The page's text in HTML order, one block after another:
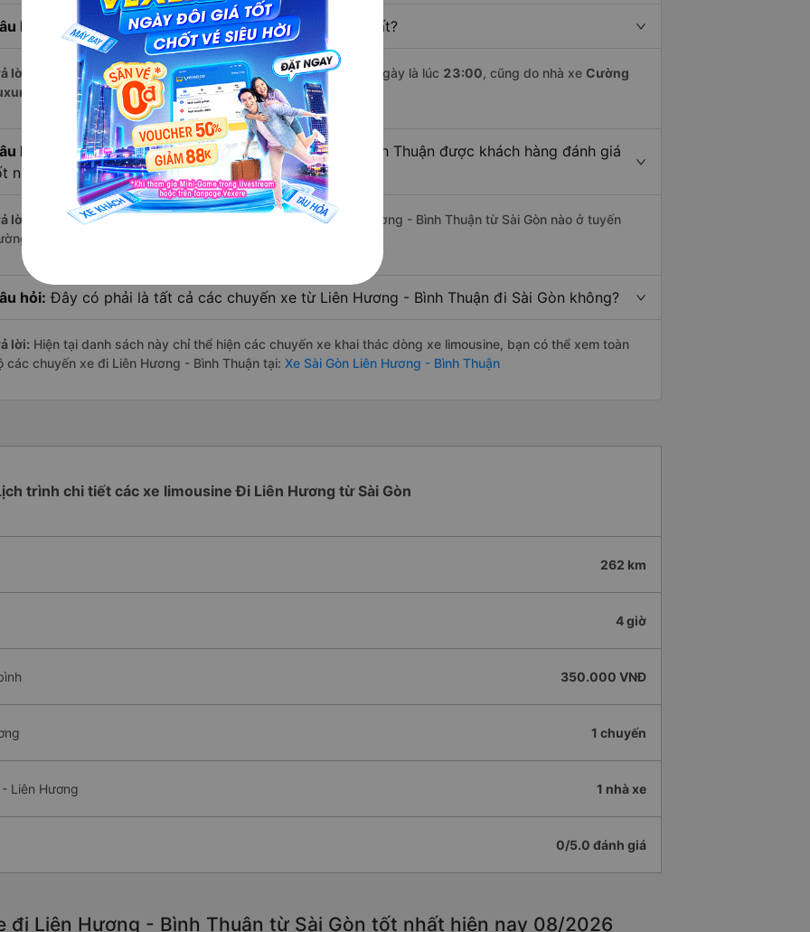
hỏi: Xe limousine nào khởi hành từ Sài Gòn muộn nhất?
lời: Nếu bạn muốn đi chuyến muộn, lựa chọn cuối cùng trong ngày là lúc 23:00, cũng do nhà xe Cường
vận hành.
hỏi:
Xe limousine nào từ Sài Gòn đi Liên Hương - Bình Thuận được khách hàng đánh giá
nhất?
lời:
Tạm thời chưa đủ review để đánh giá có nhà xe đi Liên Hương - Bình Thuận từ Sài Gòn nào ở tuyến
này có chất lượng xuất sắc.
hỏi: Đây có phải là tất cả các chuyến xe từ Liên Hương - Bình Thuận đi Sài Gòn không?
lời: Hiện tại danh sách này chỉ thể hiện các chuyến xe khai thác dòng xe limousine, bạn có thể xem toàn
các chuyến xe đi Liên Hương - Bình Thuận tại: Xe Sài Gòn Liên Hương - Bình Thuận
trình chi tiết các xe limousine Đi Liên Hương từ Sài Gòn
262 km
4 giờ
350.000 VNĐ
1 chuyến
Liên Hương 1 nhà xe
0/5.0 đánh giá
đi Liên Hương - Bình Thuận từ Sài Gòn tốt nhất hiện nay 08/2026